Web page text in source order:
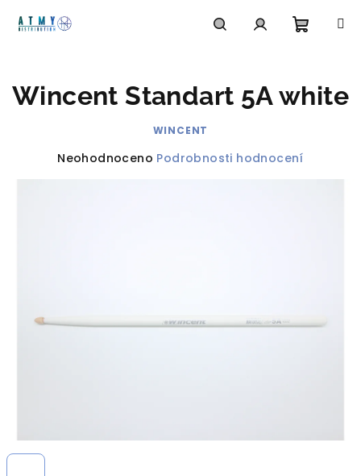
košík
Wincent Standart 5A white
WINCENT
Průměrné
Neohodnoceno Podrobnosti hodnocení